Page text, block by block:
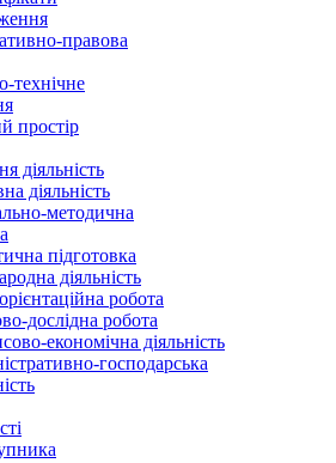
правова
технічне
простір
діяльність
діяльність
методична
підготовка
діяльність
робота
дослідна робота
економічна діяльність
господарська